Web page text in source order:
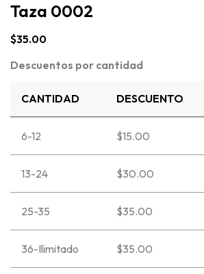
Taza 0002
$35.00
Descuentos por cantidad
CANTIDAD DESCUENTO
6-12 $15.00
13-24 $30.00
25-35 $35.00
36-Ilimitado $35.00